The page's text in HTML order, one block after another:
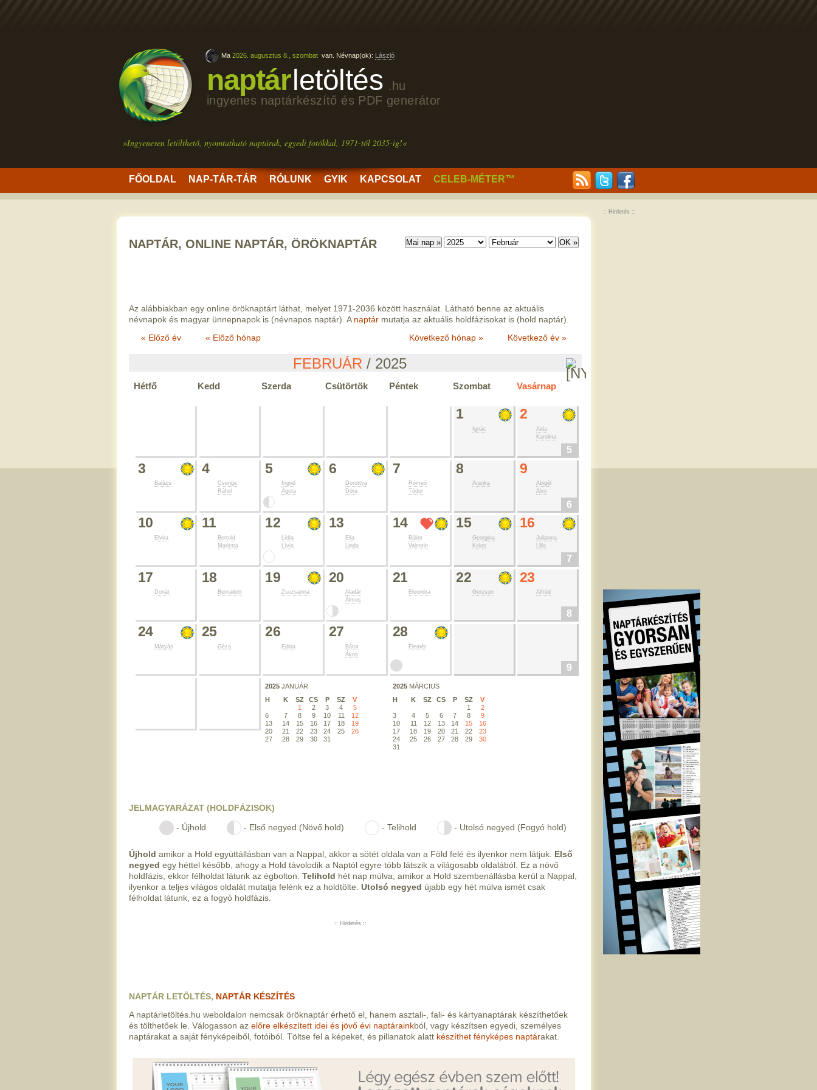
naptárletöltés .hu
ingyenes naptárkészítő és PDF generátor
»Ingyenesen letölthető, nyomtatható naptárak, egyedi fotókkal, 1971-től 2035-ig!«
FŐOLDAL NAP-TÁR-TÁR RÓLUNK GYIK KAPCSOLAT CELEB-MÉTER™
Ma 2026. augusztus 8., szombat van. Névnap(ok): László
NAPTÁR, ONLINE NAPTÁR, ÖRÖKNAPTÁR
Az alábbiakban egy online öröknaptárt láthat, melyet 1971-2036 között használat. Látható benne az aktuális
névnapok és magyar ünnepnapok is (névnapos naptár). A naptár mutatja az aktuális holdfázisokat is (hold naptár).
« Előző év
« Előző hónap Következő év »
Következő hónap »
FEBRUÁR / 2025
Hétfő Kedd Szerda Csütörtök Péntek Szombat Vasárnap
1
Ignác
2
Aida
Karolina
5
3
Balázs
4
Csenge
Ráhel
5
Ingrid
Ágota
6
Dorottya
Dóra
7
Rómeó
Tódor
8
Aranka
9
Abigél
Alex
6
10
Elvira
11
Bertold
Marietta
12
Lídia
Lívia
13
Ella
Linda
14
Bálint
Valentin
15
Georgina
Kolos
16
Julianna
Lilla
7
17
Donát
18
Bernadett
19
Zsuzsanna
20
Aladár
Álmos
21
Eleonóra
22
Gerzson
23
Alfréd
8
24
Mátyás
25
Géza
26
Edina
27
Bátor
Ákos
28
Elemér
9
2025 JANUÁR
H
K SZ CS P SZ
V
1
2 3 4
5
6
7 8 9 10 11
12
13
14 15 16 17 18
19
20
21 22 23 24 25
26
27
28 29 30 31
2025 MÁRCIUS
H
K SZ CS P SZ
V
1
2
3
4 5 6 7 8
9
10
11 12 13 14 15
16
17
18 19 20 21 22
23
24
25 26 27 28 29
30
31
JELMAGYARÁZAT (HOLDFÁZISOK)
- Újhold
- Első negyed (Növő hold) - Telihold - Utolsó negyed (Fogyó hold)
Újhold amikor a Hold együttállásban van a Nappal, akkor a sötét oldala van a Föld felé és ilyenkor nem látjuk. Első
negyed egy héttel később, ahogy a Hold távolodik a Naptól egyre több látszik a világosabb oldalából. Ez a növő
holdfázis, ekkor félholdat látunk az égbolton. Telihold hét nap múlva, amikor a Hold szembenállásba kerül a Nappal,
ilyenkor a teljes világos oldalát mutatja felénk ez a holdtölte. Utolsó negyed újabb egy hét múlva ismét csak
félholdat látunk, ez a fogyó holdfázis.
:: Hirdetés ::
NAPTÁR LETÖLTÉS, NAPTÁR KÉSZÍTÉS
A naptárletöltés.hu weboldalon nemcsak öröknaptár érhető el, hanem asztali-, fali- és kártyanaptárak készíthetőek
és tölthetőek le. Válogasson az előre elkészített idei és jövő évi naptárainkból, vagy készítsen egyedi, személyes
naptárakat a saját fényképeiből, fotóiból. Töltse fel a képeket, és pillanatok alatt készíthet fényképes naptárakat.
:: Hirdetés ::